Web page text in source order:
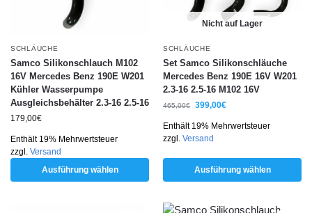
SCHLÄUCHE
Samco Silikonschlauch M102
16V Mercedes Benz 190E W201
Kühler Wasserpumpe
Ausgleichsbehälter 2.3-16 2.5-16
179,00€
Enthält 19% Mehrwertsteuer
zzgl. Versand
Ausführung wählen
Nicht auf Lager
SCHLÄUCHE
Set Samco Silikonschläuche
Mercedes Benz 190E 16V W201
2.3-16 2.5-16 M102 16V
465,00€ 399,00€
Enthält 19% Mehrwertsteuer
zzgl. Versand
Ausführung wählen